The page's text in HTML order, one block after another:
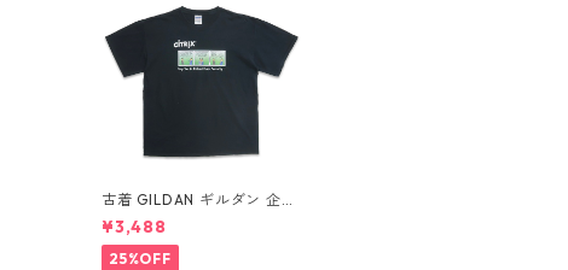
古着 GILDAN ギルダン 企業
Citrix プリントTシャツ ブラ
ック 表記：L gd409970n
w60702
¥3,488
25%OFF